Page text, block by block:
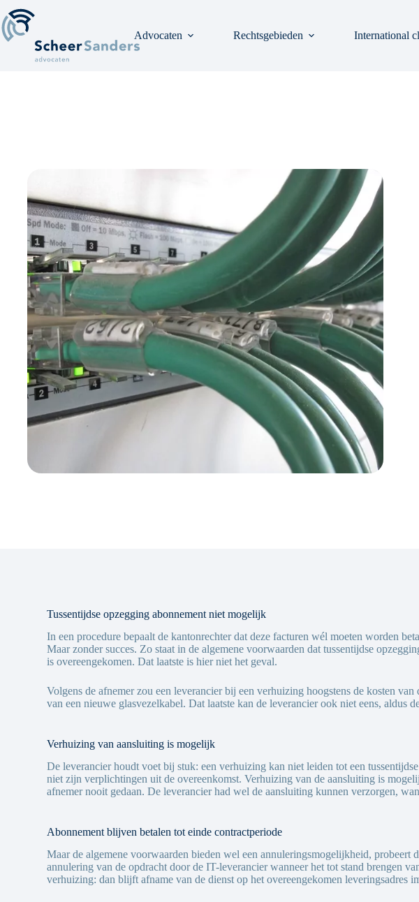
naar
de
inhoud
Advocaten Rechtsgebieden International
Tussentijdse opzegging abonnement niet mogelijk
In een procedure bepaalt de kantonrechter dat deze facturen wél moeten worden
Maar zonder succes. Zo staat in de algemene voorwaarden dat tussentijdse
is overeengekomen. Dat laatste is hier niet het geval.
Volgens de afnemer zou een leverancier bij een verhuizing hoogstens de kosten
van een nieuwe glasvezelkabel. Dat laatste kan de leverancier ook niet eens, aldus
Verhuizing van aansluiting is mogelijk
De leverancier houdt voet bij stuk: een verhuizing kan niet leiden tot een
niet zijn verplichtingen uit de overeenkomst. Verhuizing van de aansluiting is
afnemer nooit gedaan. De leverancier had wel de aansluiting kunnen verzorgen,
Abonnement blijven betalen tot einde contractperiode
Maar de algemene voorwaarden bieden wel een annuleringsmogelijkheid, probeert
annulering van de opdracht door de IT-leverancier wanneer het tot stand brengen
verhuizing: dan blijft afname van de dienst op het overeengekomen leveringsadres